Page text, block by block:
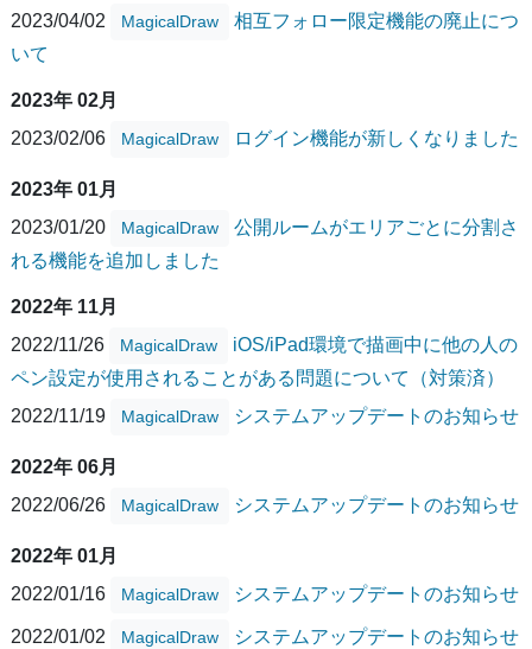
2023/04/02 MagicalDraw
相互フォロー限定機能の廃止につ
いて
2023年 02月
2023/02/06
MagicalDraw ログイン機能が新しくなりました
2023年 01月
2023/01/20
MagicalDraw
公開ルームがエリアごとに分割さ
れる機能を追加しました
2022年 11月
2022/11/26
MagicalDraw
iOS/iPad環境で描画中に他の人の
ペン設定が使用されることがある問題について（対策済）
2022/11/19
MagicalDraw システムアップデートのお知らせ
2022年 06月
2022/06/26
MagicalDraw システムアップデートのお知らせ
2022年 01月
2022/01/16
MagicalDraw システムアップデートのお知らせ
2022/01/02 MagicalDraw システムアップデートのお知らせ